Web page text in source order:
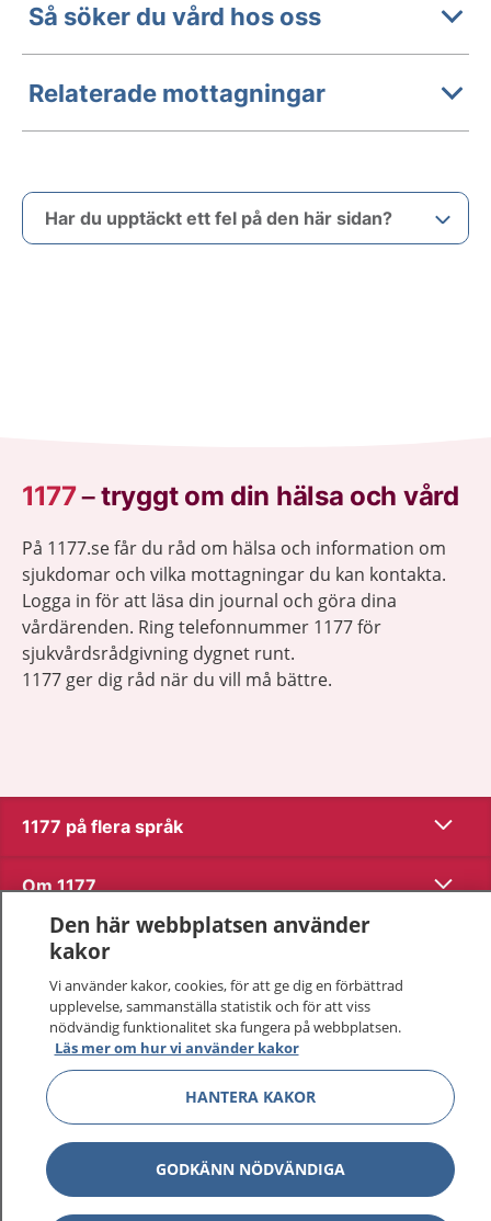
Så söker du vård hos oss
Relaterade mottagningar
Har du upptäckt ett fel på den här sidan?
1177–tryggt om din hälsa och vård
På 1177.se får du råd om hälsa och information om
sjukdomar och vilka mottagningar du kan kontakta.
Logga in för att läsa din journal och göra dina
vårdärenden. Ring telefonnummer 1177 för
sjukvårdsrådgivning dygnet runt.
1177 ger dig råd när du vill må bättre.
1177 på flera språk Visa
Om 1177 Visa
Kontakt
Behandling av personuppgifter
Hantering av kakor
Inställningar för kakor
Den här webbplatsen använder
kakor
Vi använder kakor, cookies, för att ge dig en förbättrad
upplevelse, sammanställa statistik och för att viss
nödvändig funktionalitet ska fungera på webbplatsen.
Läs mer om hur vi använder kakor
HANTERA KAKOR
GODKÄNN NÖDVÄNDIGA